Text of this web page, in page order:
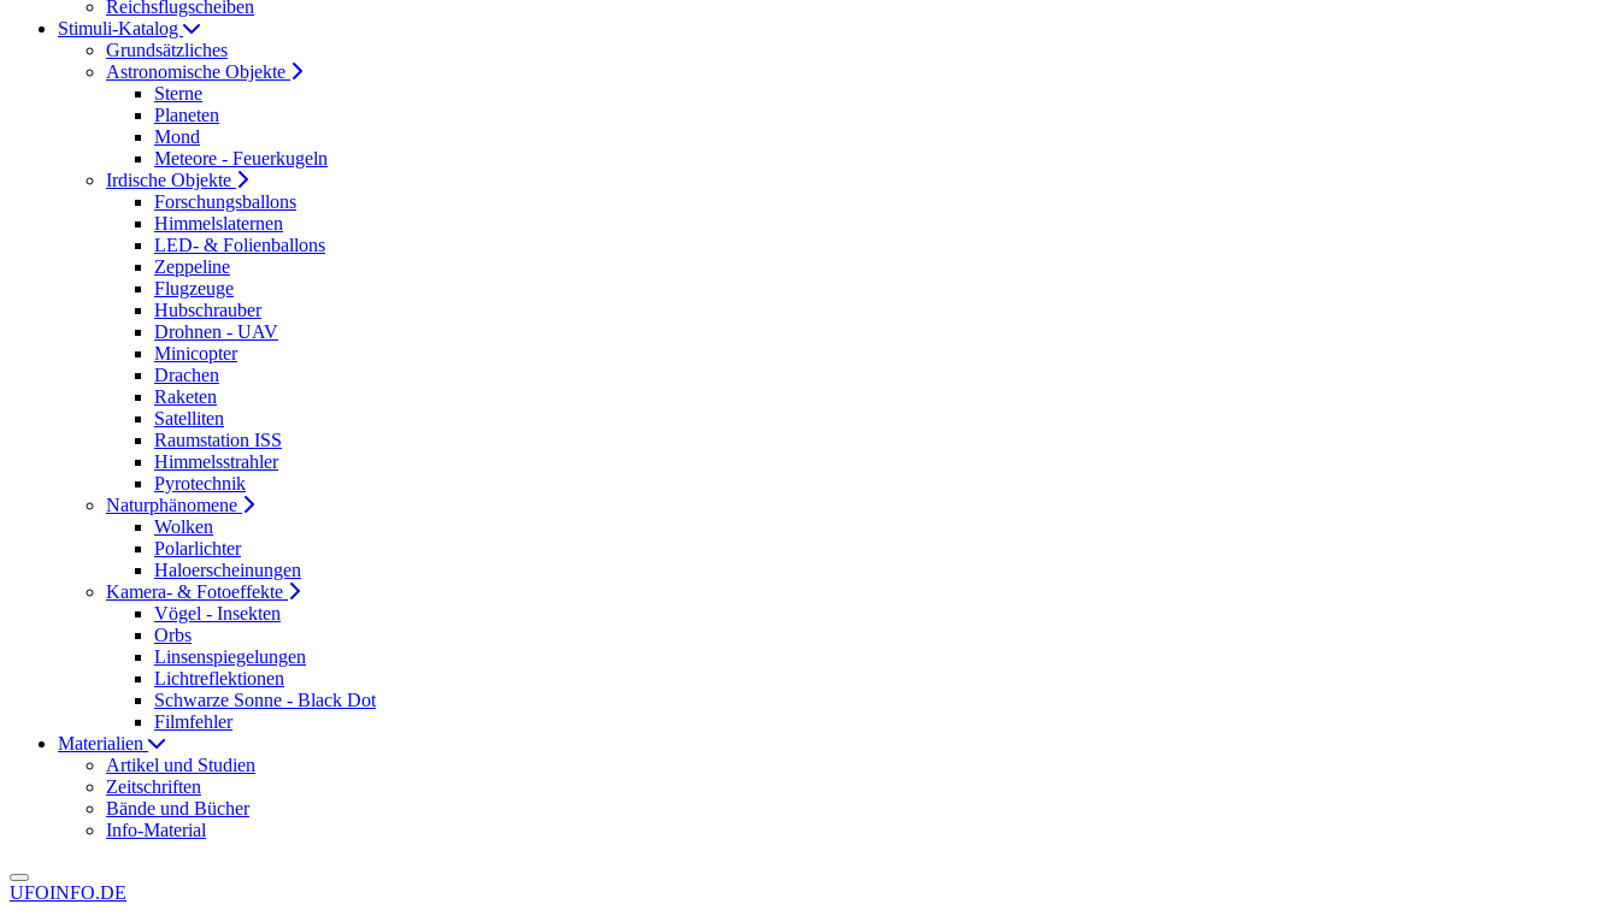
Reichsflugscheiben
Stimuli-Katalog
Grundsätzliches
Astronomische Objekte
Sterne
Planeten
Mond
Meteore - Feuerkugeln
Irdische Objekte
Forschungsballons
Himmelslaternen
LED- & Folienballons
Zeppeline
Flugzeuge
Hubschrauber
Drohnen - UAV
Minicopter
Drachen
Raketen
Satelliten
Raumstation ISS
Himmelsstrahler
Pyrotechnik
Naturphänomene
Wolken
Polarlichter
Haloerscheinungen
Kamera- & Fotoeffekte
Vögel - Insekten
Orbs
Linsenspiegelungen
Lichtreflektionen
Schwarze Sonne - Black Dot
Filmfehler
Materialien
Artikel und Studien
Zeitschriften
Bände und Bücher
Info-Material
UFOINFO.DE